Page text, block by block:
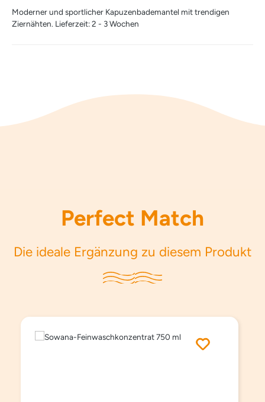
Moderner und sportlicher Kapuzenbademantel mit trendigen
Ziernähten. Lieferzeit: 2 - 3 Wochen
Perfect Match
Die ideale Ergänzung zu diesem Produkt